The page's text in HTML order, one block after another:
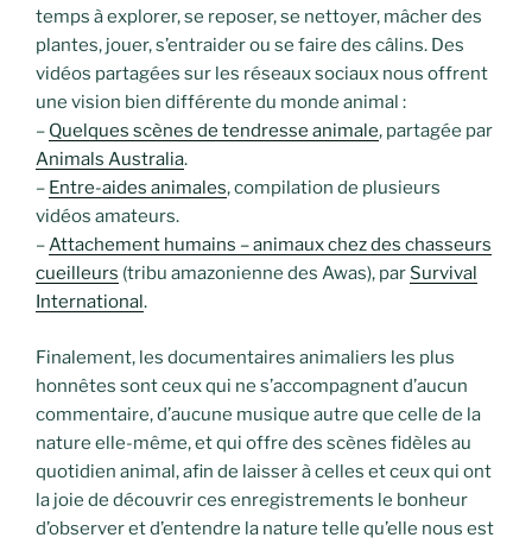
temps à explorer, se reposer, se nettoyer, mâcher des
plantes, jouer, s’entraider ou se faire des câlins. Des
vidéos partagées sur les réseaux sociaux nous offrent
une vision bien différente du monde animal :
– Quelques scènes de tendresse animale, partagée par
Animals Australia.
– Entre-aides animales, compilation de plusieurs
vidéos amateurs.
–Attachement humains – animaux chez des chasseurs
cueilleurs (tribu amazonienne des Awas), par Survival
International.
Finalement, les documentaires animaliers les plus
honnêtes sont ceux qui ne s’accompagnent d’aucun
commentaire, d’aucune musique autre que celle de la
nature elle-même, et qui offre des scènes fidèles au
quotidien animal, afin de laisser à celles et ceux qui ont
la joie de découvrir ces enregistrements le bonheur
d’observer et d’entendre la nature telle qu’elle nous est